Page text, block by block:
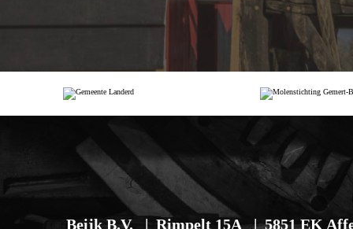
Beijk B.V. Rimpelt 15A 5851 EK